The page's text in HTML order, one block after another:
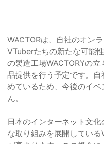
WACTORは、自社のオン
VTuberたちの新たな可能
の製造工場WACTORYの
品提供を行う予定です。
めているため、今後のイ
ん。
日本のインターネット文
な取り組みを展開してい